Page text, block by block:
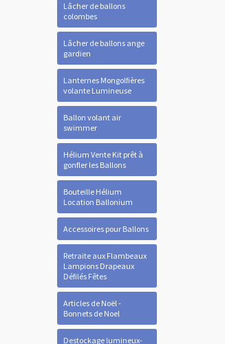
Lâcher de ballons
colombes
Lâcher de ballons ange
gardien
Lanternes Mongolfières
volante Lumineuse
Ballon volant air
swimmer
Hélium Vente Kit prêt à
gonfler les Ballons
Bouteille Hélium
Location Ballonium
Accessoires pour Ballons
Retraite aux Flambeaux
Lampions Drapeaux
Défilés Fêtes
Articles de Noël -
Bonnets de Noel
Destockage lumineux-